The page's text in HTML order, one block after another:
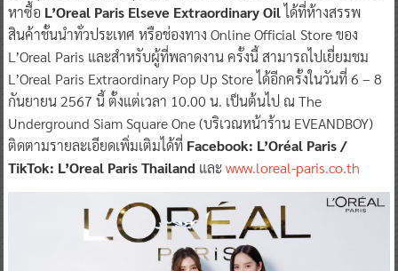
หาซื้อ L’Oreal Paris Elseve Extraordinary Oilได้ที่ห้างสรรพ
สินค้าชั้นนำทั่วประเทศ หรือช่องทาง Online Official Store ของ
L’Oreal Paris และสำหรับผู้ที่พลาดงาน ครั้งนี้ สามารถไปเยี่ยมชม
L’Oreal Paris Extraordinary Pop Up Store ได้อีกครั้งในวันที่ 6 – 8
กันยายน 2567 นี้ ตั้งแต่เวลา 10.00 น. เป็นต้นไป ณ The
Underground Siam Square One (บริเวณหน้าร้าน EVEANDBOY)
ติดตามรายละเอียดเพิ่มเติมได้ที่ Facebook: L’Oréal Paris /
TikTok: L’Oreal Paris Thailand และwww.loreal-paris.co.th